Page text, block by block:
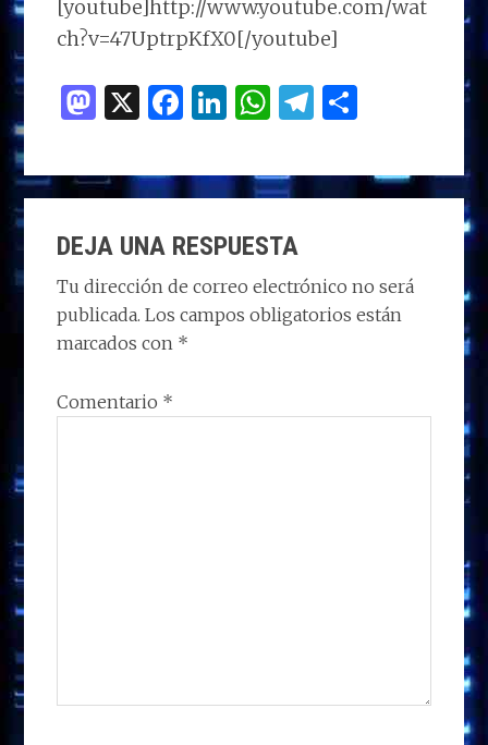
[youtube]http://www.youtube.com/wat
ch?v=47UptrpKfX0[/youtube]
M
to
d
o
n
X F
ce
b
o
o
k
Li
k
e
dI
n
W
at
s
A
p
p
T
e
g
m
m
p
ti
r
INTERACCIONES
CON
LOS
LECTORES
DEJA UNA RESPUESTA
Tu dirección de correo electrónico no será
publicada. Los campos obligatorios están
marcados con *
Comentario *